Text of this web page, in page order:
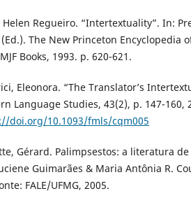
Helen Regueiro. “Intertextuality”. In:
(Ed.). The New Princeton Encyclopedia
Books, 1993. p. 620-621.
Eleonora. “The Translator’s
Language Studies, 43(2), p. 147-160,
doi.org/10.1093/fmls/cqm005
Gérard. Palimpsestos: a literatura
Guimarães & Maria Antônia R.
FALE/UFMG, 2005.